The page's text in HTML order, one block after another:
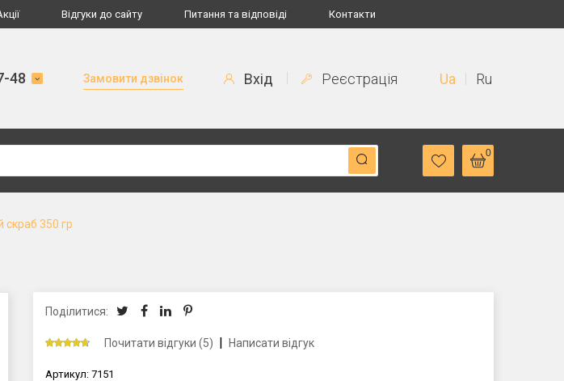
Відгуки до сайту Питання та відповіді Контакти
48 Замовити дзвінок Вхід Реєстрація Ua Ru
0
скраб 350 гр
Поділитися:
Почитати відгуки (5) | Написати відгук
Артикул: 7151